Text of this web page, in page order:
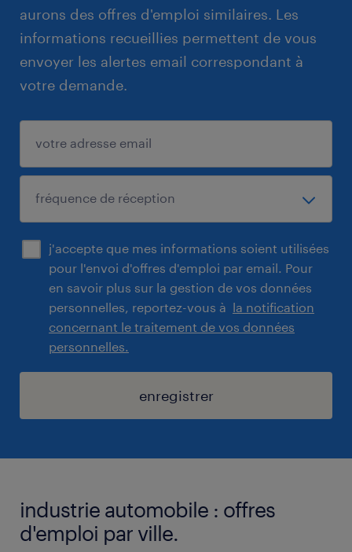
aurons des offres d'emploi similaires. Les
informations recueillies permettent de vous
envoyer les alertes email correspondant à
votre demande.
j'accepte que mes informations soient utilisées
pour l'envoi d'offres d'emploi par email. Pour
en savoir plus sur la gestion de vos données
personnelles, reportez-vous à la notification
concernant le traitement de vos données
personnelles.
enregistrer
industrie automobile : offres
d'emploi par ville.